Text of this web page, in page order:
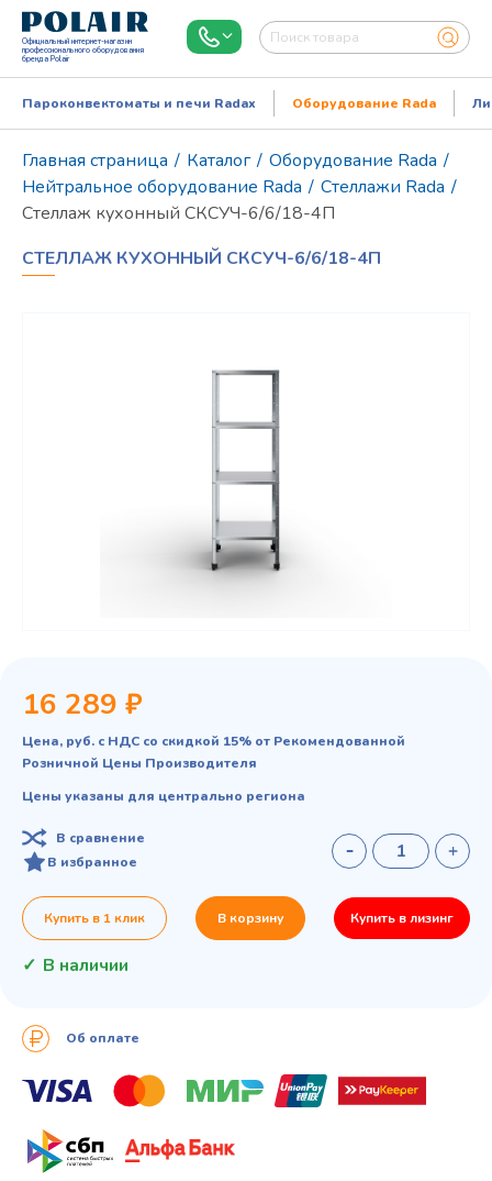
Официальный интернет-магазин
профессионального оборудования
бренда Polair
Режим работы:Пн..Пт: 9.00-18.00
Пароконвектоматы и печи Radax Оборудование Rada
Главная страница / Каталог / Оборудование Rada /
Нейтральное оборудование Rada / Стеллажи Rada /
Стеллаж кухонный СКСУЧ-6/6/18-4П
СТЕЛЛАЖ КУХОННЫЙ СКСУЧ-6/6/18-4П
16 289 ₽
Цена, руб. с НДС со скидкой 15% от Рекомендованной
Розничной Цены Производителя
Цены указаны для центрально региона
В сравнение
В избранное
Купить в 1 клик В корзину Купить в лизинг
В наличии
Об оплате